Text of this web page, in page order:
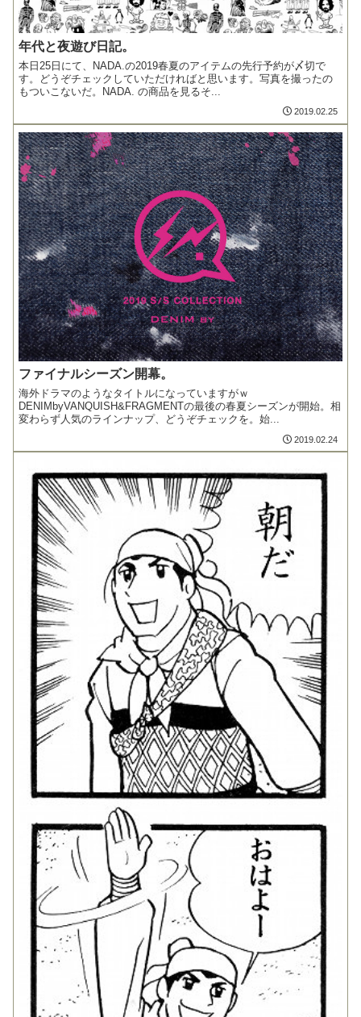
年代と夜遊び日記。
本日25日にて、NADA.の2019春夏のアイテムの先行予約が〆切で
す。どうぞチェックしていただければと思います。写真を撮ったの
もついこないだ。NADA. の商品を見るそ...
2019.02.25
ファイナルシーズン開幕。
海外ドラマのようなタイトルになっていますがｗ
DENIMbyVANQUISH&FRAGMENTの最後の春夏シーズンが開始。相
変わらず人気のラインナップ、どうぞチェックを。始...
2019.02.24